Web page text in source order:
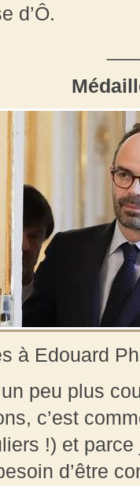
d’Ô.
à Edouard
peu plus
c’est
!) et
d’être